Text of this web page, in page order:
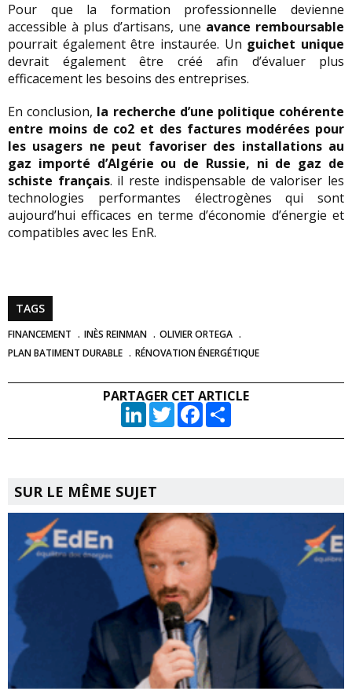
Pour que la formation professionnelle devienne
accessible à plus d’artisans, une avance remboursable
pourrait également être instaurée. Un guichet unique
devrait également être créé afin d’évaluer plus
efficacement les besoins des entreprises.
En conclusion, la recherche d’une politique cohérente
entre moins de co2 et des factures modérées pour
les usagers ne peut favoriser des installations au
gaz importé d’Algérie ou de Russie, ni de gaz de
schiste français. il reste indispensable de valoriser les
technologies performantes électrogènes qui sont
aujourd’hui efficaces en terme d’économie d’énergie et
compatibles avec les EnR.
TAGS
FINANCEMENT INÈS REINMAN
OLIVIER ORTEGA
PLAN BATIMENT DURABLE
RÉNOVATION ÉNERGÉTIQUE
PARTAGER CET ARTICLE
LinkedInTwitterFacebook
SUR LE MÊME SUJET